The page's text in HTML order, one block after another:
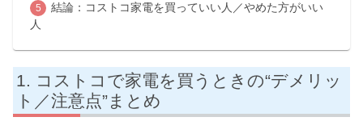
結論：コストコ家電を買っていい人／やめた方がいい
人
コストコで家電を買うときの“デメリッ
ト／注意点”まとめ